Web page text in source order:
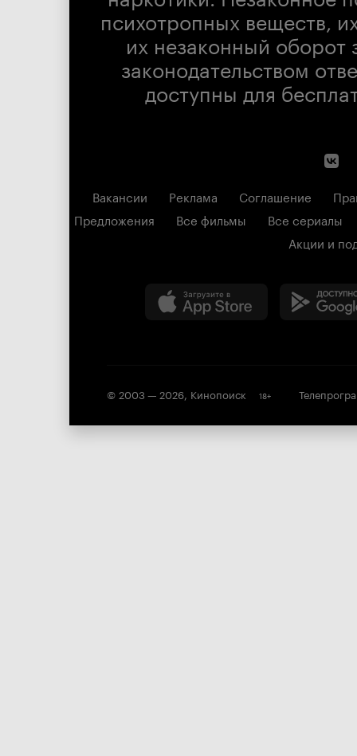
психотропных веществ,
их незаконный оборот
законодательством
доступны для
Вакансии Реклама Соглашение
Предложения
Все фильмы
Все сериалы
Акции и
© 2003 — 2026, Кинопоиск 18+